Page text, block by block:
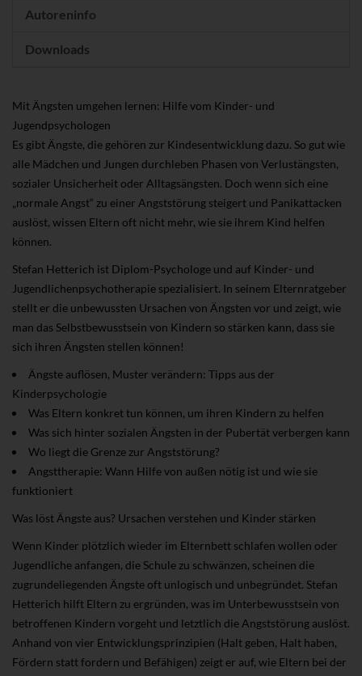
Autoreninfo
Downloads
Mit Ängsten umgehen lernen: Hilfe vom Kinder- und
Jugendpsychologen
Es gibt Ängste, die gehören zur Kindesentwicklung dazu. So gut wie
alle Mädchen und Jungen durchleben Phasen von Verlustängsten,
sozialer Unsicherheit oder Alltagsängsten. Doch wenn sich eine
„normale Angst“ zu einer Angststörung steigert und Panikattacken
auslöst, wissen Eltern oft nicht mehr, wie sie ihrem Kind helfen
können.
Stefan Hetterich ist Diplom-Psychologe und auf Kinder- und
Jugendlichenpsychotherapie spezialisiert. In seinem Elternratgeber
stellt er die unbewussten Ursachen von Ängsten vor und zeigt, wie
man das Selbstbewusstsein von Kindern so stärken kann, dass sie
sich ihren Ängsten stellen können!
Ängste auflösen, Muster verändern: Tipps aus der
Kinderpsychologie
Was Eltern konkret tun können, um ihren Kindern zu helfen
Was sich hinter sozialen Ängsten in der Pubertät verbergen kann
Wo liegt die Grenze zur Angststörung?
Angsttherapie: Wann Hilfe von außen nötig ist und wie sie
funktioniert
Was löst Ängste aus? Ursachen verstehen und Kinder stärken
Wenn Kinder plötzlich wieder im Elternbett schlafen wollen oder
Jugendliche anfangen, die Schule zu schwänzen, scheinen die
zugrundeliegenden Ängste oft unlogisch und unbegründet. Stefan
Hetterich hilft Eltern zu ergründen, was im Unterbewusstsein von
betroffenen Kindern vorgeht und letztlich die Angststörung auslöst.
Anhand von vier Entwicklungsprinzipien (Halt geben, Halt haben,
Fördern statt fordern und Befähigen) zeigt er auf, wie Eltern bei der